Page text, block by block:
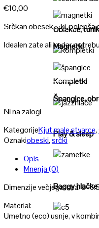
Poglej
Oblekce,
Poglej
Kompletki
Play & sleep
Poglej
Baggy hlačke
Poglej
Poglej
Magnetki
Poglej
Špangice,
€10,00
Srčkan obesek … ki polepša
Idealen zate ali kadar
Ni na zalogi
KategorijeKjut male stvarce,
Oznakiobeski,srčki
Opis
Mnenja (0)
Dimenzije večjega: cca.
Material:
Umetno (eco) usnje, v